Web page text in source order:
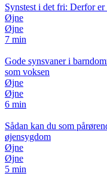
Synstest i det fri: Derfor
Øjne
Øjne
7 min
Gode synsvaner i
som voksen
Øjne
Øjne
6 min
Sådan kan du som
øjensygdom
Øjne
Øjne
5 min